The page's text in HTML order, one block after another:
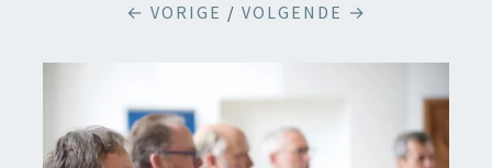
← VORIGE / VOLGENDE →